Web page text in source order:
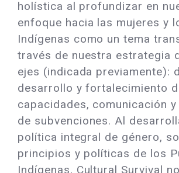
holística al profundizar en
enfoque hacia las mujeres y
Indígenas como un tema
través de nuestra estrategia
ejes (indicada previamente):
desarrollo y fortalecimiento
capacidades, comunicación
de subvenciones. Al
política integral de género,
principios y políticas de los
Indígenas, Cultural Survival